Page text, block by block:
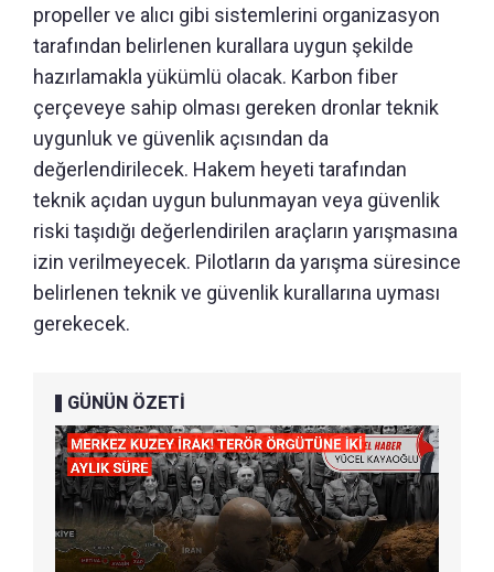
propeller ve alıcı gibi sistemlerini organizasyon
tarafından belirlenen kurallara uygun şekilde
hazırlamakla yükümlü olacak. Karbon fiber
çerçeveye sahip olması gereken dronlar teknik
uygunluk ve güvenlik açısından da
değerlendirilecek. Hakem heyeti tarafından
teknik açıdan uygun bulunmayan veya güvenlik
riski taşıdığı değerlendirilen araçların yarışmasına
izin verilmeyecek. Pilotların da yarışma süresince
belirlenen teknik ve güvenlik kurallarına uyması
gerekecek.
GÜNÜN ÖZETİ